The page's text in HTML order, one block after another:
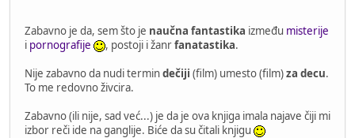
Zabavno je da, sem što je naučna fantastika između misterije
i pornografije , postoji i žanrfanatastika.
Nije zabavno da nudi termindečiji (film) umesto (film)za decu.
To me redovno živcira.
Zabavno (ili nije, sad već...) je da je ova knjiga imala najave čiji mi
izbor reči ide na ganglije. Biće da su čitali knjigu